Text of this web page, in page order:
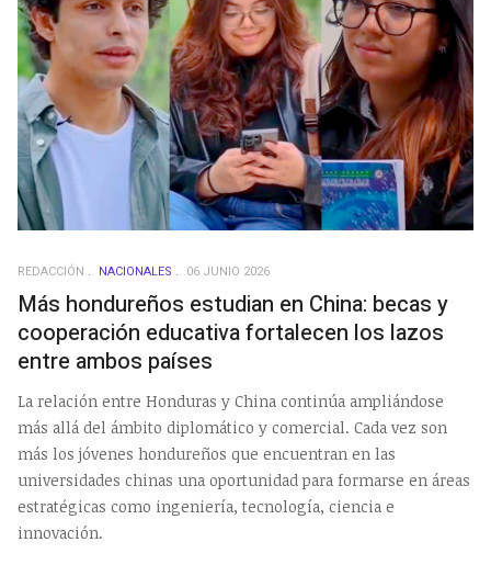
REDACCIÓN NACIONALES 06 JUNIO 2026
Más hondureños estudian en China: becas y
cooperación educativa fortalecen los lazos
entre ambos países
La relación entre Honduras y China continúa ampliándose
más allá del ámbito diplomático y comercial. Cada vez son
más los jóvenes hondureños que encuentran en las
universidades chinas una oportunidad para formarse en áreas
estratégicas como ingeniería, tecnología, ciencia e
innovación.